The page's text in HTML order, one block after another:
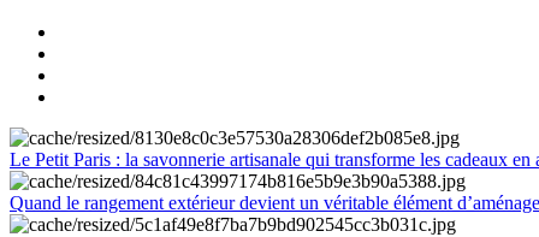
Le Petit Paris : la savonnerie artisanale qui transforme les cadeaux en
Quand le rangement extérieur devient un véritable élément